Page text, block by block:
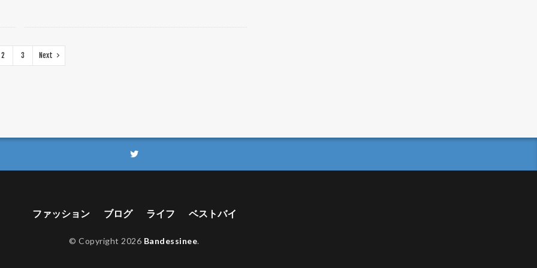
2 3 Next
ファッション ブログ ライフ ベストバイ
© Copyright 2026 Bandessinee.